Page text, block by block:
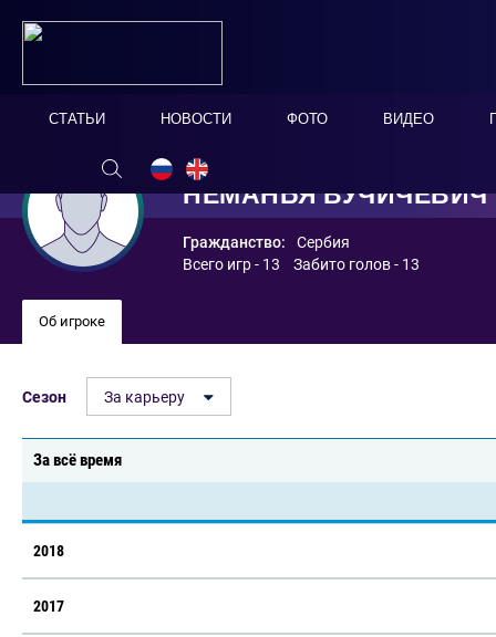
СТАТЬИ НОВОСТИ ФОТО ВИДЕО
НЕМАНЬЯ ВУЧИЧЕВИЧ
Гражданство:
Сербия
Всего игр - 13 Забито голов - 13
Об игроке
Сезон За карьеру
За всё время
2018
2017